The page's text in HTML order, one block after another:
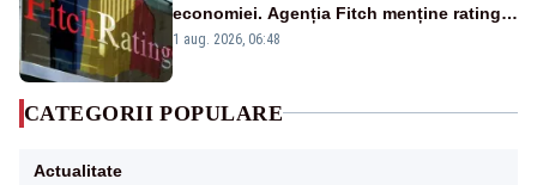
economiei. Agenția Fitch menține ratingul
„BBB-” cu perspectivă negativă
1 aug. 2026, 06:48
CATEGORII POPULARE
Actualitate